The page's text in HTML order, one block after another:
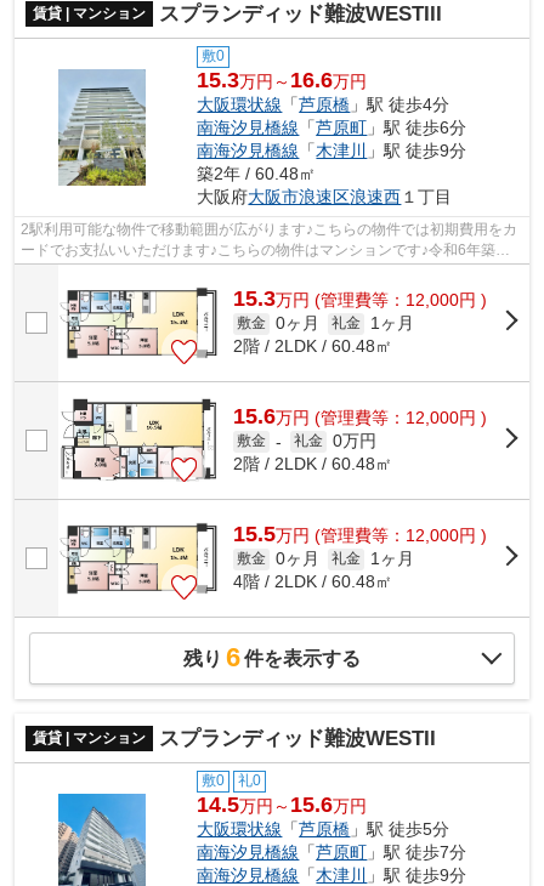
賃貸 | マンション スプランディッド難波WESTIII
敷0
15.3万円～ 16.6万円
大阪環状線 「芦原橋 」駅 徒歩4分
南海汐見橋線 「芦原町 」駅 徒歩6分
南海汐見橋線 「木津川
」駅 徒歩9分
築2年 / 60.48㎡
大阪府大阪市浪速区浪速西 １丁目
2駅利用可能な物件で移動範囲が広がります♪こちらの物件では初期費用をカ
ードでお支払いいただけます♪こちらの物件はマンションです♪令和6年築の
物件です♪興味を持った方は是非お気軽...
15.3万円 (管理費等：12,000円 )
敷金 0ヶ月 礼金
1ヶ月
2階 / 2LDK / 60.48㎡
15.6万円 (管理費等：12,000円 )
敷金 - 礼金 0万円
2階 / 2LDK / 60.48㎡
15.5万円 (管理費等：12,000円 )
敷金 0ヶ月 礼金
1ヶ月
4階 / 2LDK / 60.48㎡
残り 6件を表示する
賃貸 | マンション スプランディッド難波WESTII
敷0 礼0
14.5万円～ 15.6万円
大阪環状線 「芦原橋 」駅 徒歩5分
南海汐見橋線 「芦原町 」駅 徒歩7分
南海汐見橋線 「木津川
」駅 徒歩9分